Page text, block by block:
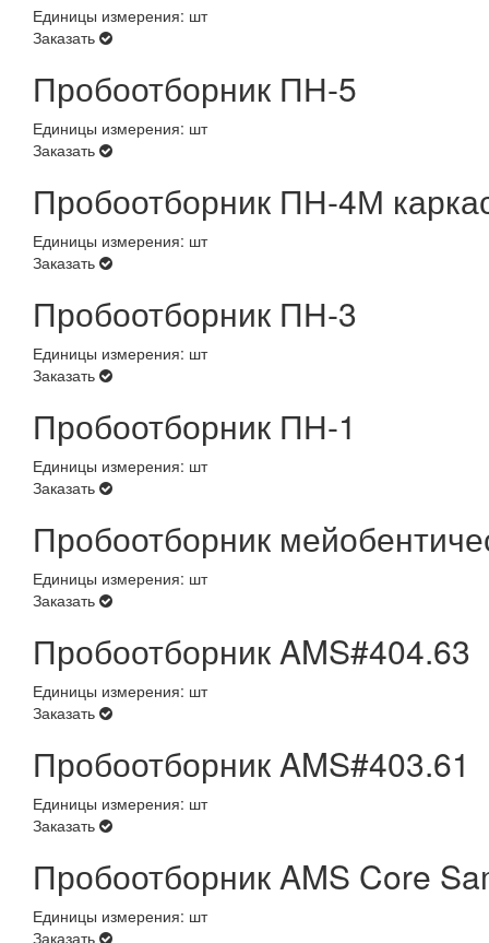
Единицы измерения: шт
Заказать
Пробоотборник ПН-5
Единицы измерения: шт
Заказать
Пробоотборник ПН-4М
Единицы измерения: шт
Заказать
Пробоотборник ПН-3
Единицы измерения: шт
Заказать
Пробоотборник ПН-1
Единицы измерения: шт
Заказать
Пробоотборник
Единицы измерения: шт
Заказать
Пробоотборник AMS#404.63
Единицы измерения: шт
Заказать
Пробоотборник AMS#403.61
Единицы измерения: шт
Заказать
Пробоотборник AMS Core
Единицы измерения: шт
Заказать